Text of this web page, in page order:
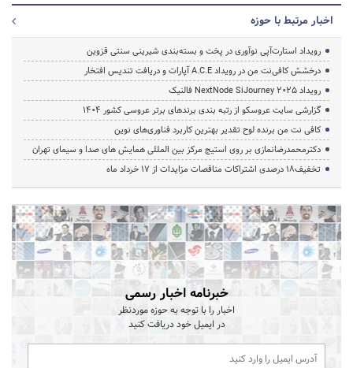
اخبار مرتبط با حوزه
رویداد استارت‌آپی نوآوری در پخت و بسته‌بندی شیرینی سنتی قزوین
درخشش کافی‌نت من در رویداد A.C.E آپارات و دریافت تندیس افتخار
رویداد NextNode SiJourney 2025 فالنیک
گزارشی سایت عروسکو از رتبه بندی برندهای برتر عروسی کشور 1404
کافی نت من برنده لوح تقدیر بهترین کاربرد فناوری‌های نوین
دکترمحمدرضانمازی بر روی استیج مرکز بین المللی همایش های صدا و سیمای تهران
تخفیف‌18 درصدی اشتراکات مناقصات مزایدات از 17 خرداد ماه
خبرنامه اخبار رسمی
اخبار را با توجه به حوزه موردنظر
در ایمیل خود دریافت کنید